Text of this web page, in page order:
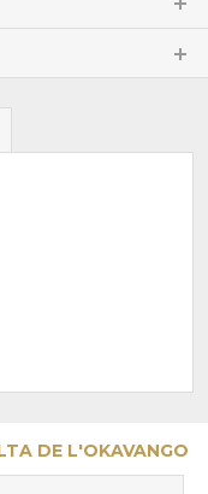
DE L'OKAVANGO